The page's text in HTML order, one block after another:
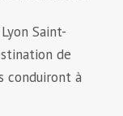
Saint-
de
conduiront à